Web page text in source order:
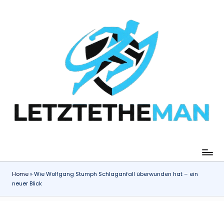
Home»Wie Wolfgang Stumph Schlaganfall überwunden hat – ein
neuer Blick